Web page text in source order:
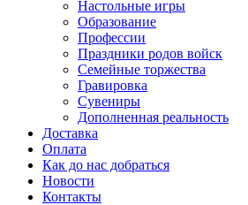
Настольные игры
Образование
Профессии
Праздники родов войск
Семейные торжества
Гравировка
Сувениры
Дополненная реальность
Доставка
Оплата
Как до нас добраться
Новости
Контакты